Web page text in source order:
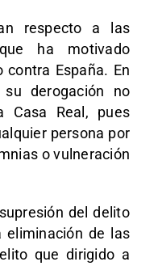
respecto a las
ha motivado
contra España. En
derogación no
Casa Real, pues
persona por
o vulneración
del delito
de las
que dirigido a